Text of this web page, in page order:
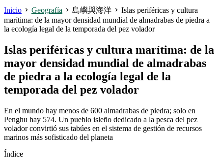
Inicio Geografía 島嶼與海洋
Islas periféricas y cultura
marítima: de la mayor densidad mundial de almadrabas de piedra a
la ecología legal de la temporada del pez volador
Islas periféricas y cultura marítima: de la
mayor densidad mundial de almadrabas
de piedra a la ecología legal de la
temporada del pez volador
En el mundo hay menos de 600 almadrabas de piedra; solo en
Penghu hay 574. Un pueblo isleño dedicado a la pesca del pez
volador convirtió sus tabúes en el sistema de gestión de recursos
marinos más sofisticado del planeta
Índice